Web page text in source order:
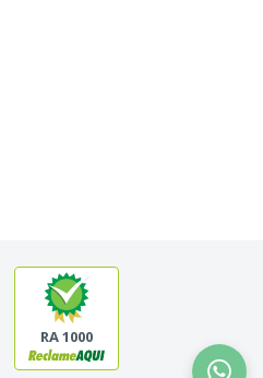
RA 1000